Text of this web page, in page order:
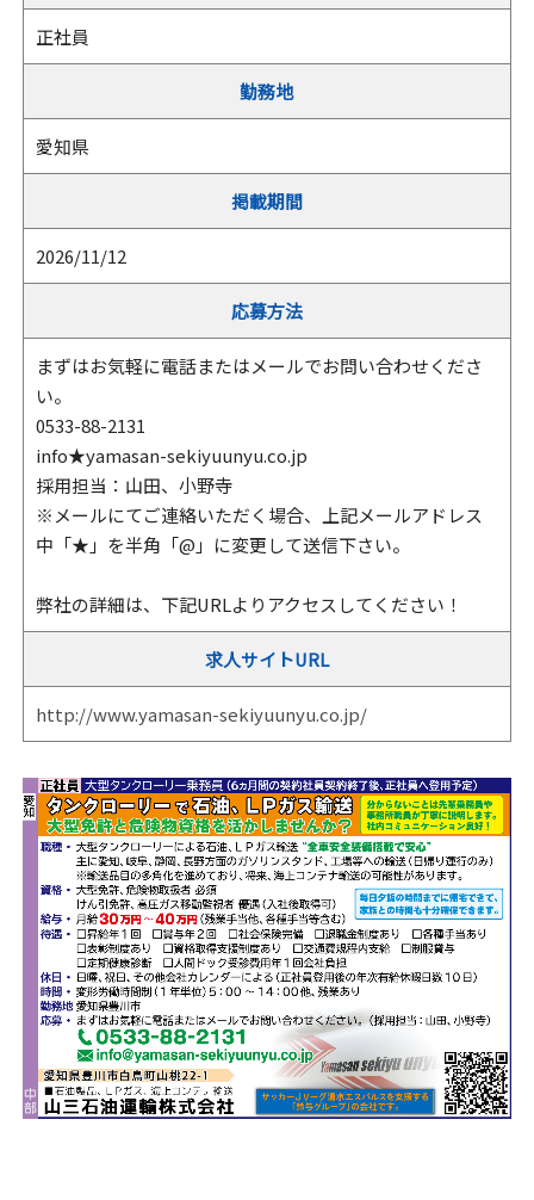
正社員
勤務地
愛知県
掲載期間
2026/11/12
応募方法
まずはお気軽に電話またはメールでお問い合わせくださ
い。
0533-88-2131
info★yamasan-sekiyuunyu.co.jp
採用担当：山田、小野寺
※メールにてご連絡いただく場合、上記メールアドレス
中「★」を半角「@」に変更して送信下さい。
弊社の詳細は、下記URLよりアクセスしてください！
求人サイトURL
http://www.yamasan-sekiyuunyu.co.jp/